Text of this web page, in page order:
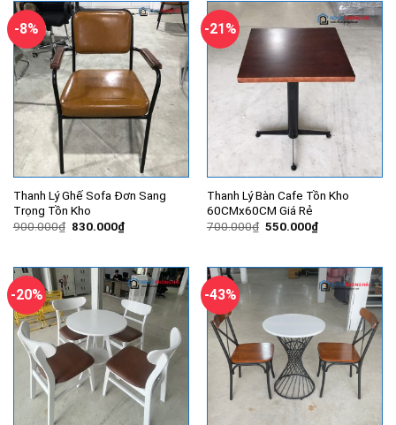
-8%
Thanh Lý Ghế Sofa Đơn Sang
Trọng Tồn Kho
900.000₫ Giá
830.000₫Giá
hiện
830.000₫.
-21%
Thanh Lý Bàn Cafe Tồn Kho
60CMx60CM Giá Rẻ
700.000₫ Giá
550.000₫Giá
hiện
550.000₫.
-20% -43%